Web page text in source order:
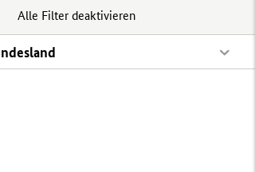
Alle Filter deaktivieren